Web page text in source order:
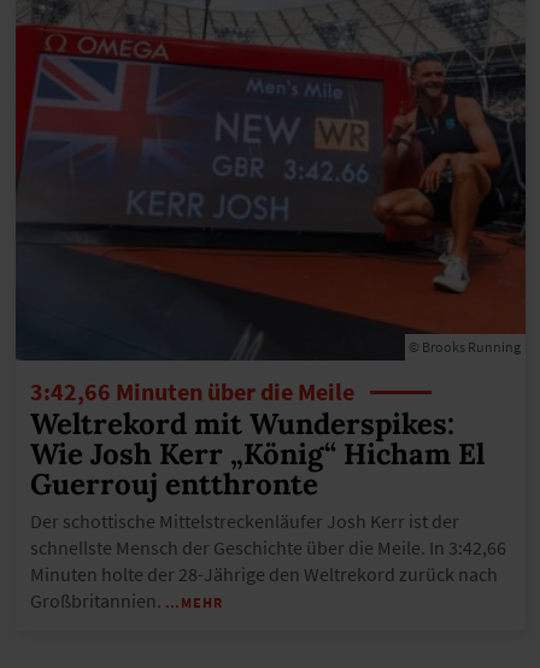
© Brooks Running
3:42,66 Minuten über die Meile
Weltrekord mit Wunderspikes:
Wie Josh Kerr „König“ Hicham El
Guerrouj entthronte
Der schottische Mittelstreckenläufer Josh Kerr ist der
schnellste Mensch der Geschichte über die Meile. In 3:42,66
Minuten holte der 28-Jährige den Weltrekord zurück nach
Großbritannien. …MEHR